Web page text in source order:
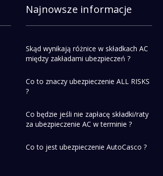
Najnowsze informacje
Skąd wynikają różnice w składkach AC
między zakładami ubezpieczeń ?
Co to znaczy ubezpieczenie ALL RISKS
?
Co będzie jeśli nie zapłacę składki/raty
za ubezpieczenie AC w terminie ?
Co to jest ubezpieczenie AutoCasco ?